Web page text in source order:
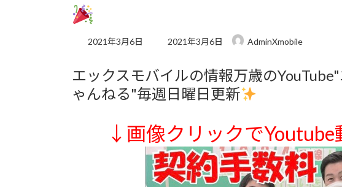
2021年3月6日
最
新
日
時
2021年3月6日 AdminXmobile
エックスモバイルの情報万歳の
ゃんねる"毎週日曜日更新
↓画像クリックで